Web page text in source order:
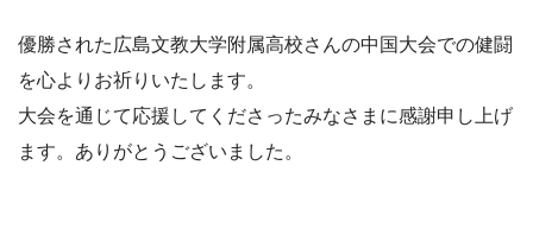
優勝された広島文教大学附属高校さんの中国大会での健闘
を心よりお祈りいたします。
大会を通じて応援してくださったみなさまに感謝申し上げ
ます。ありがとうございました。